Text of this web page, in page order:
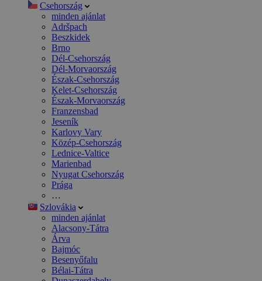
Csehország
minden ajánlat
Adršpach
Beszkidek
Brno
Dél-Csehország
Dél-Morvaország
Észak-Csehország
Kelet-Csehország
Észak-Morvaország
Franzensbad
Jeseník
Karlovy Vary
Közép-Csehország
Lednice-Valtice
Marienbad
Nyugat Csehország
Prága
…
Szlovákia
minden ajánlat
Alacsony-Tátra
Árva
Bajmóc
Besenyőfalu
Bélai-Tátra